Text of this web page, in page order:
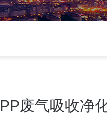
PP废气吸收净